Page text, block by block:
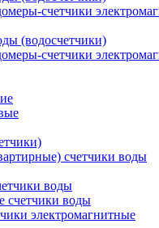
счетчики
(водосчетчики)
счетчики
счетчики воды
воды
счетчики воды
электромагнитные